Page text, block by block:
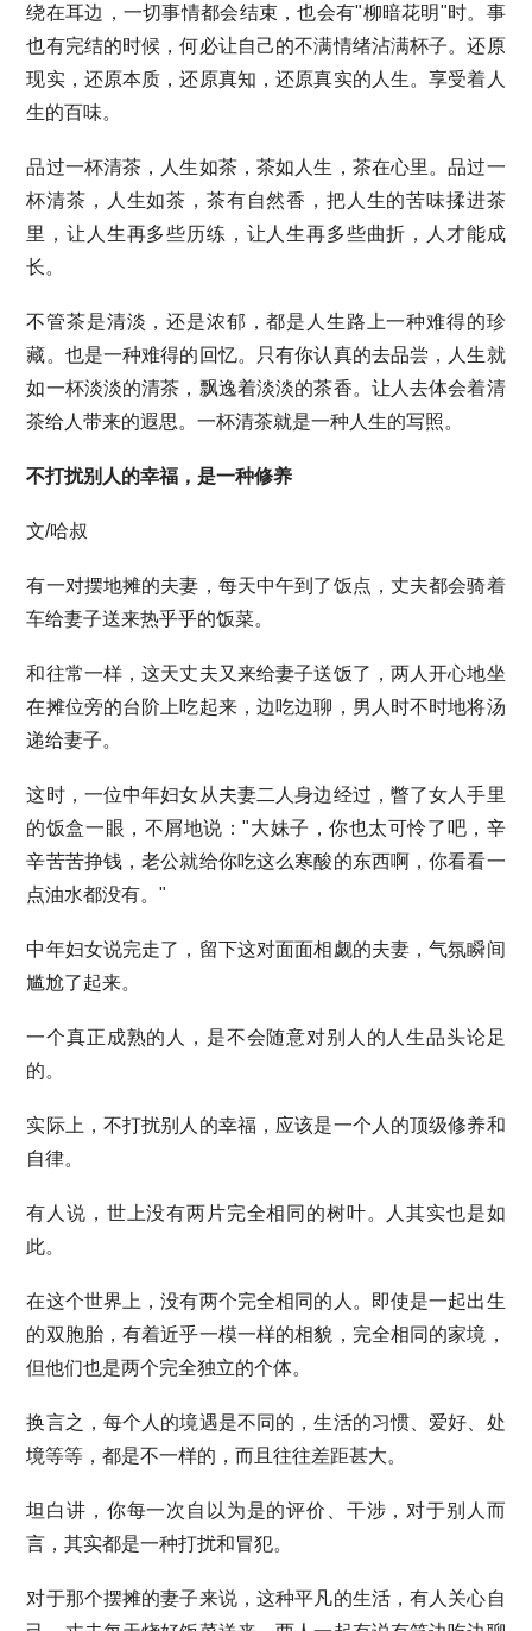
绕在耳边，一切事情都会结束，也会有"柳暗花明"时。事
也有完结的时候，何必让自己的不满情绪沾满杯子。还原
现实，还原本质，还原真知，还原真实的人生。享受着人
生的百味。
品过一杯清茶，人生如茶，茶如人生，茶在心里。品过一
杯清茶，人生如茶，茶有自然香，把人生的苦味揉进茶
里，让人生再多些历练，让人生再多些曲折，人才能成
长。
不管茶是清淡，还是浓郁，都是人生路上一种难得的珍
藏。也是一种难得的回忆。只有你认真的去品尝，人生就
如一杯淡淡的清茶，飘逸着淡淡的茶香。让人去体会着清
茶给人带来的遐思。一杯清茶就是一种人生的写照。
不打扰别人的幸福，是一种修养
文/哈叔
有一对摆地摊的夫妻，每天中午到了饭点，丈夫都会骑着
车给妻子送来热乎乎的饭菜。
和往常一样，这天丈夫又来给妻子送饭了，两人开心地坐
在摊位旁的台阶上吃起来，边吃边聊，男人时不时地将汤
递给妻子。
这时，一位中年妇女从夫妻二人身边经过，瞥了女人手里
的饭盒一眼，不屑地说："大妹子，你也太可怜了吧，辛
辛苦苦挣钱，老公就给你吃这么寒酸的东西啊，你看看一
点油水都没有。"
中年妇女说完走了，留下这对面面相觑的夫妻，气氛瞬间
尴尬了起来。
一个真正成熟的人，是不会随意对别人的人生品头论足
的。
实际上，不打扰别人的幸福，应该是一个人的顶级修养和
自律。
有人说，世上没有两片完全相同的树叶。人其实也是如
此。
在这个世界上，没有两个完全相同的人。即使是一起出生
的双胞胎，有着近乎一模一样的相貌，完全相同的家境，
但他们也是两个完全独立的个体。
换言之，每个人的境遇是不同的，生活的习惯、爱好、处
境等等，都是不一样的，而且往往差距甚大。
坦白讲，你每一次自以为是的评价、干涉，对于别人而
言，其实都是一种打扰和冒犯。
对于那个摆摊的妻子来说，这种平凡的生活，有人关心自